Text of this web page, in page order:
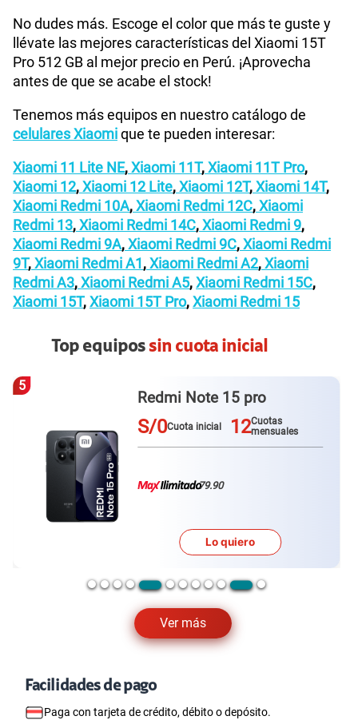
No dudes más. Escoge el color que más te guste y
llévate las mejores características del Xiaomi 15T
Pro 512 GB al mejor precio en Perú. ¡Aprovecha
antes de que se acabe el stock!
Tenemos más equipos en nuestro catálogo de
celulares Xiaomique te pueden interesar:
Xiaomi 11 Lite NE,Xiaomi 11T,Xiaomi 11T Pro,
Xiaomi 12,Xiaomi 12 Lite,Xiaomi 12T,Xiaomi 14T,
Xiaomi Redmi 10A,Xiaomi Redmi 12C,Xiaomi
Redmi 13,Xiaomi Redmi 14C,Xiaomi Redmi 9,
Xiaomi Redmi 9A,Xiaomi Redmi 9C,Xiaomi Redmi
9T,Xiaomi Redmi A1,Xiaomi Redmi A2,Xiaomi
Redmi A3,Xiaomi Redmi A5,Xiaomi Redmi 15C,
Xiaomi 15T,Xiaomi 15T Pro,Xiaomi Redmi 15
Top equipossin cuota inicial
Ver más
6
Iphone 17 pro
S/0Cuota inicial 12Cuotas
mensuales
79.90
Lo quiero
Facilidades de pago
Paga con tarjeta de crédito, débito o depósito.